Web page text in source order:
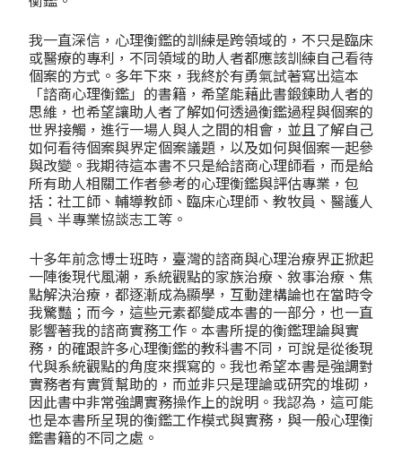
我一直深信，心理衡鑑的訓練是跨領域的，不只是臨床
或醫療的專利，不同領域的助人者都應該訓練自己看待
個案的方式。多年下來，我終於有勇氣試著寫出這本
「諮商心理衡鑑」的書籍，希望能藉此書鍛鍊助人者的
思維，也希望讓助人者了解如何透過衡鑑過程與個案的
世界接觸，進行一場人與人之間的相會，並且了解自己
如何看待個案與界定個案議題，以及如何與個案一起參
與改變。我期待這本書不只是給諮商心理師看，而是給
所有助人相關工作者參考的心理衡鑑與評估專業，包
括：社工師、輔導教師、臨床心理師、教牧員、醫護人
員、半專業協談志工等。
十多年前念博士班時，臺灣的諮商與心理治療界正掀起
一陣後現代風潮，系統觀點的家族治療、敘事治療、焦
點解決治療，都逐漸成為顯學，互動建構論也在當時令
我驚豔；而今，這些元素都變成本書的一部分，也一直
影響著我的諮商實務工作。本書所提的衡鑑理論與實
務，的確跟許多心理衡鑑的教科書不同，可說是從後現
代與系統觀點的角度來撰寫的。我也希望本書是強調對
實務者有實質幫助的，而並非只是理論或研究的堆砌，
因此書中非常強調實務操作上的說明。我認為，這可能
也是本書所呈現的衡鑑工作模式與實務，與一般心理衡
鑑書籍的不同之處。